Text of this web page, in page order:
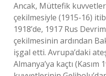
Ancak, Müttefik
çekilmesiyle (1915-16)
1918’de, 1917 Rus
çekilmesinin ardından
işgal etti. Avrupa’daki
Almanya’ya kaçtı